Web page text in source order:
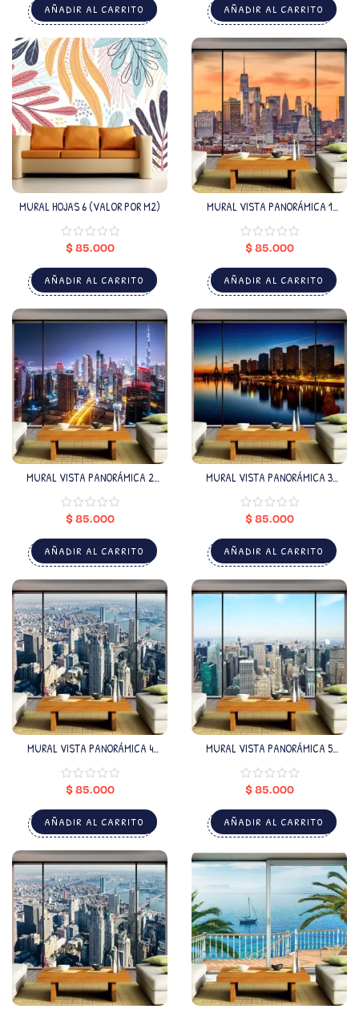
AÑADIR AL CARRITO AÑADIR AL CARRITO
MURAL HOJAS 6 (VALOR POR M2)
$85.000
AÑADIR AL CARRITO
MURAL VISTA PANORÁMICA 1
$85.000
AÑADIR AL CARRITO
MURAL VISTA PANORÁMICA 2
$85.000
AÑADIR AL CARRITO
MURAL VISTA PANORÁMICA 3
$85.000
AÑADIR AL CARRITO
MURAL VISTA PANORÁMICA 4
$85.000
AÑADIR AL CARRITO
MURAL VISTA PANORÁMICA 5
$85.000
AÑADIR AL CARRITO